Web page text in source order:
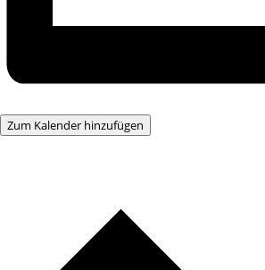
Zum Kalender hinzufügen